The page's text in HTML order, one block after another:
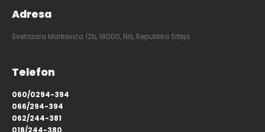
Adresa
Svetozara Markovića 12b, 18000, Niš, Republika Srbija
Telefon
060/0294-394
066/294-394
062/244-381
018/244-380